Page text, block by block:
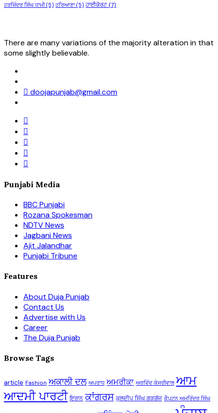
ਹਰਜਿੰਦਰ ਸਿੰਘ ਧਾਮੀ(5) ਹਰਿਆਣਾ(5) ਹਾਈਕੋਰਟ (7)
There are many variations of the majority alteration in that
some slightly believable.
doojapunjab@gmail.com
Punjabi Media
BBC Punjabi
Rozana Spokesman
NDTV News
Jagbani News
Ajit Jalandhar
Punjabi Tribune
Features
About Duja Punjab
Contact Us
Advertise with Us
Career
The Duja Punjab
Browse Tags
article Fashion ਅਕਾਲੀ ਦਲ ਅਪਰਾਧ ਅਮਰੀਕਾ ਅਰਵਿੰਦ ਕੇਜਰੀਵਾਲ ਆਮ
ਆਦਮੀ ਪਾਰਟੀ ਇਰਾਨ ਕਾਂਗਰਸ ਕੁਲਦੀਪ ਸਿੰਘ ਗੜਗੱਜ ਕੈਪਟਨ ਅਮਰਿੰਦਰ ਸਿੰਘ